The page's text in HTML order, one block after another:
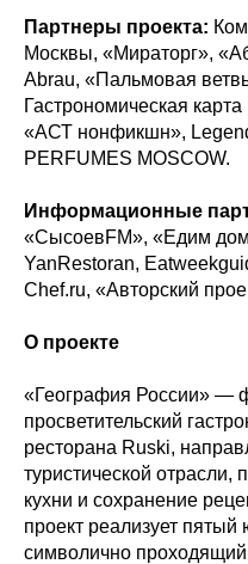
Партнеры проекта:
Москвы, «Мираторг»,
Abrau, «Пальмовая
Гастрономическая
«АСТ нонфикшн»,
PERFUMES MOSCOW.
Информационные
«СысоевFM», «Едим
YanRestoran,
Chef.ru, «Авторский
О проекте
«География России» —
просветительский
ресторана Ruski,
туристической отрасли,
кухни и сохранение
проект реализует
символично